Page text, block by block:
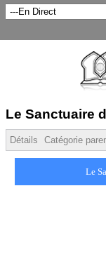
Le Sanctuaire
Détails Catégorie
Le